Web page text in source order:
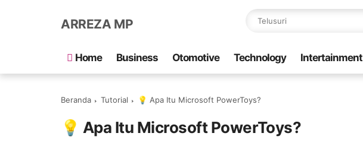
ARREZA MP
Home Business Otomotive Technology Intertainment
Beranda Tutorial 💡 Apa Itu Microsoft PowerToys?
💡 Apa Itu Microsoft PowerToys?